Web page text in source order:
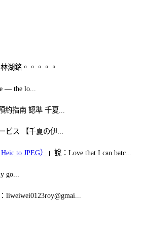
湖銘。。。。。
— the lo...
約指南 認準 千夏...
ビス 【千夏の伊...
to JPEG） 」說：Love that I can batc...
go...
liweiwei0123roy@gmai...